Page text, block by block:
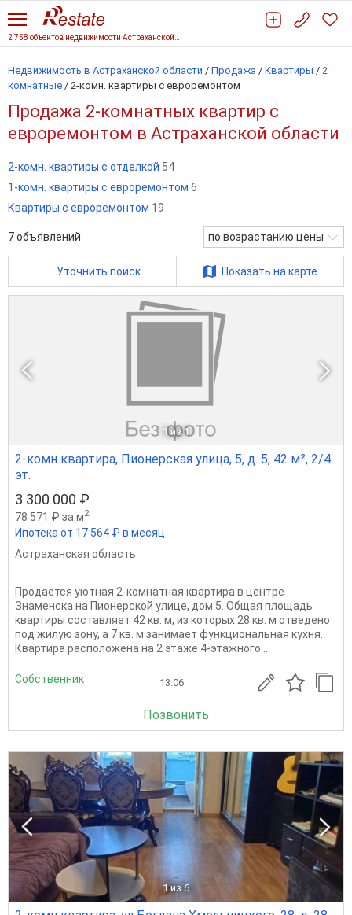
Недвижимость в Астраханской области / Продажа / Квартиры / 2
комнатные / 2-комн. квартиры с евроремонтом
Продажа 2-комнатных квартир с
евроремонтом в Астраханской области
2-комн. квартиры с отделкой 54
1-комн. квартиры с евроремонтом 6
Квартиры с евроремонтом 19
7объявлений по возрастанию цены
Уточнить поиск Показать на карте
1 из 1
2-комн квартира, Пионерская улица, 5, д. 5, 42 м², 2/4
эт.
3 300 000 ₽
78 571 ₽ за м2
Ипотека от 17 564 ₽ в месяц
Астраханская область
Продается уютная 2-комнатная квартира в центре
Знаменска на Пионерской улице, дом 5. Общая площадь
квартиры составляет 42 кв. м, из которых 28 кв. м отведено
под жилую зону, а 7 кв. м занимает функциональная кухня.
Квартира расположена на 2 этаже 4-этажного...
Собственник 13.06
Позвонить
1 из 6